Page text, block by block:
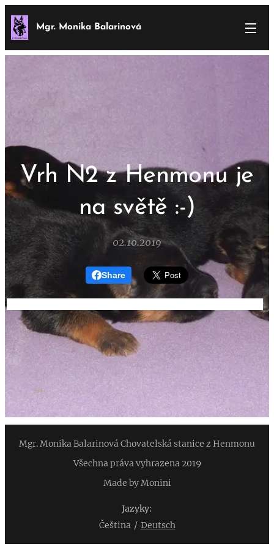
Mgr. Monika Balarinová
Vrh N2 z Henmonu je
na světě :-)
02.10.2019
Share
Mgr. Monika Balarinová Chovatelská stanice z Henmonu
Všechna práva vyhrazena 2019
Made by Monini
Jazyky
Čeština
Deutsch